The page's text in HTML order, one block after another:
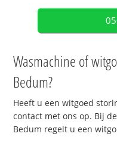
Wasmachine of
Bedum?
Heeft u een witgoed
contact met ons op. Bij
Bedum regelt u een